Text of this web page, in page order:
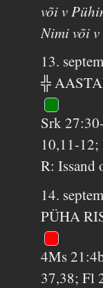
või v
Nimi või
13.
╬
Srk
10,11-
R: Issand
14.
PÜHA
4Ms
37,38; Fl